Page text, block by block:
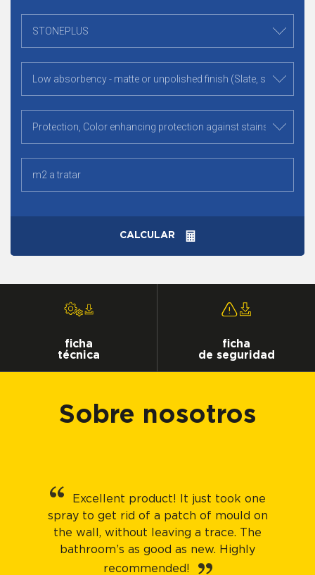
CALCULAR
ficha
técnica
ficha
de seguridad
Sobre nosotros
Excellent product! It just took one
spray to get rid of a patch of mould on
the wall, without leaving a trace. The
bathroom’s as good as new. Highly
recommended!